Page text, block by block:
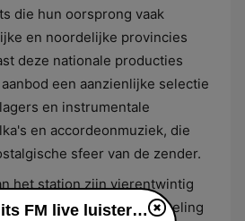
die hun oorsprong vaak
en noordelijke provincies
deze nationale producties
een aanzienlijke selectie
en instrumentale
en accordeonmuziek, die
sfeer van de zender.
het station zijn vierentwintig
en bieden een afwisseling
Piratenhits FM live luisteren